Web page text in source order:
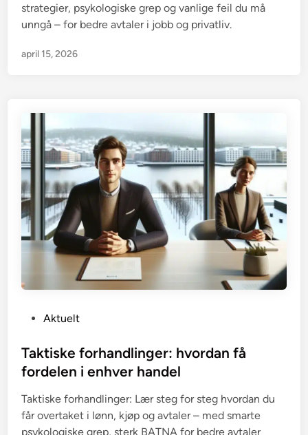
i
n
strategier, psykologiske grep og vanlige feil du må
unngå – for bedre avtaler i jobb og privatliv.
april 15, 2026
s
t
d
i
Aktuelt
Taktiske forhandlinger: hvordan få
fordelen i enhver handel
Taktiske forhandlinger: Lær steg for steg hvordan du
får overtaket i lønn, kjøp og avtaler – med smarte
psykologiske grep, sterk BATNA for bedre avtaler